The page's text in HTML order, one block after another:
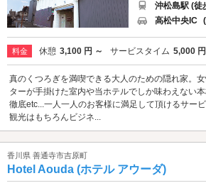
沖松島駅 (徒
高松中央IC
料金 休憩 3,100 円 ～ サービスタイム 5,000
真のくつろぎを満喫できる大人のための隠れ家。
ターが手掛けた室内や当ホテルでしか味わえない
徹底etc...一人一人のお客様に満足して頂けるサー
観光はもちろんビジネ...
香川県 善通寺市吉原町
Hotel Aouda (ホテル アウーダ)